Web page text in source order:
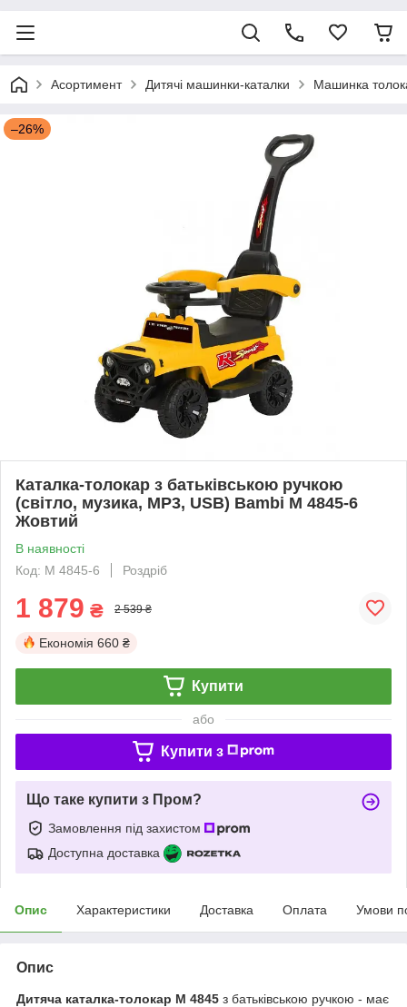
Асортимент Дитячі машинки-каталки Машинка
–26%
Каталка-толокар з батьківською ручкою
(світло, музика, MP3, USB) Bambi M 4845-6
Жовтий
В наявності
Код: M 4845-6
Роздріб
1 879 ₴ 2 539 ₴
Економія 660 ₴
Купити
або
Купити з
Що таке купити з Пром?
Замовлення під захистом
Доступна доставка
Опис Характеристики Доставка Оплата Умови
Опис
Дитяча каталка-толокар M 4845 з батьківською ручкою - має